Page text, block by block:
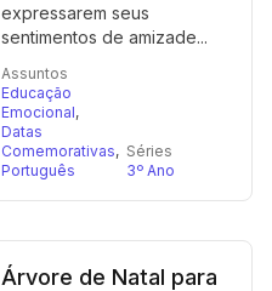
expressarem seus
sentimentos de amizade...
Assuntos
Educação
Emocional,
Datas
Comemorativas,
Português
Séries
3º Ano
Árvore de Natal para